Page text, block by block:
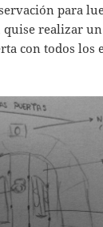
para
realizar un
con todos los